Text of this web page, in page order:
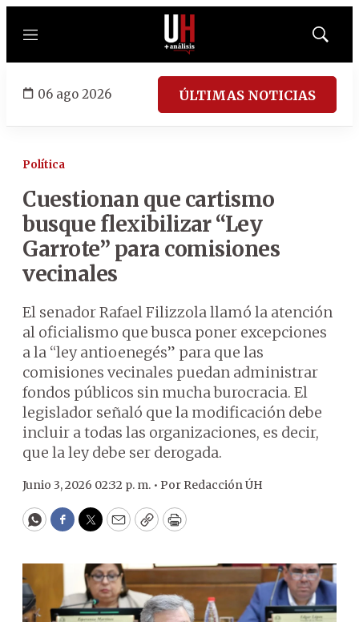
Menú
Mostrar
06 ago 2026 ÚLTIMAS NOTICIAS
Política
Cuestionan que cartismo
busque flexibilizar “Ley
Garrote” para comisiones
vecinales
El senador Rafael Filizzola llamó la atención
al oficialismo que busca poner excepciones
a la “ley antioenegés” para que las
comisiones vecinales puedan administrar
fondos públicos sin mucha burocracia. El
legislador señaló que la modificación debe
incluir a todas las organizaciones, es decir,
que la ley debe ser derogada.
Junio 3, 2026 02:32 p. m. • Por Redacción ÚH
WhatsApp
Facebook
Twitter
EmailCopyPrint